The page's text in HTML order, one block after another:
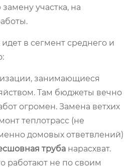
участка, на
в сегмент среднего и
занимающиеся
Там бюджеты вечно
огромен. Замена ветхих
теплотрасс (не
домовых ответвлений)
труба нарасхват.
работают не по своим